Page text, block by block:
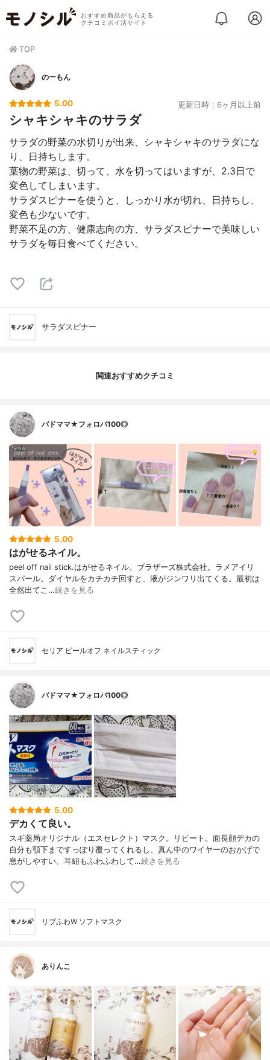
おすすめ商品がもらえる
クチコミポイ活サイト
TOP
のーもん
5.00 更新日時：6ヶ月以上前
シャキシャキのサラダ
サラダの野菜の水切りが出来、シャキシャキのサラダにな
り、日持ちします。
葉物の野菜は、切って、水を切ってはいますが、2.3日で
変色してしまいます。
サラダスピナーを使うと、しっかり水が切れ、日持ちし、
変色も少ないです。
野菜不足の方、健康志向の方、サラダスピナーで美味しい
サラダを毎日食べてください。
サラダスピナー
関連おすすめクチコミ
バドママ★フォロバ100◎
5.00
はがせるネイル。
peel off nail stick.はがせるネイル。ブラザーズ株式会社。ラメアイリ
スパール。ダイヤルをカチカチ回すと、液がジンワリ出てくる。最初は
全然出てこ…続きを見る
セリア ピールオフ ネイルスティック
バドママ★フォロバ100◎
5.00
デカくて良い。
スギ薬局オリジナル（エスセレクト）マスク。リピート。面長顔デカの
自分も顎下まですっぽり覆ってくれるし、真ん中のワイヤーのおかげで
息がしやすい。耳紐もふわふわして…続きを見る
リブふわW ソフトマスク
ありんこ